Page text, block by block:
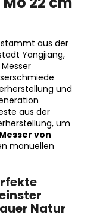
Yangjiang,
und
aus der
um
von
manuellen
Natur